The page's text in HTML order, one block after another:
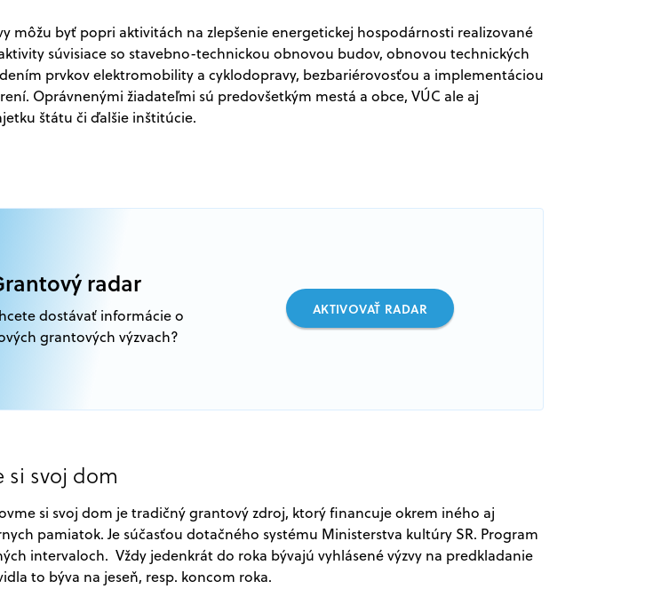
môžu byť popri aktivitách na zlepšenie energetickej hospodárnosti realizované
súvisiace so stavebno-technickou obnovou budov, obnovou technických
prvkov elektromobility a cyklodopravy, bezbariérovosťou a implementáciou
Oprávnenými žiadateľmi sú predovšetkým mestá a obce, VÚC ale aj
štátu či ďalšie inštitúcie.
radar
dostávať informácie o
grantových výzvach?
AKTIVOVAŤ RADAR
si svoj dom
si svoj dom je tradičný grantový zdroj, ktorý financuje okrem iného aj
pamiatok. Je súčasťou dotačného systému Ministerstva kultúry SR. Program
intervaloch. Vždy jedenkrát do roka bývajú vyhlásené výzvy na predkladanie
to býva na jeseň, resp. koncom roka.